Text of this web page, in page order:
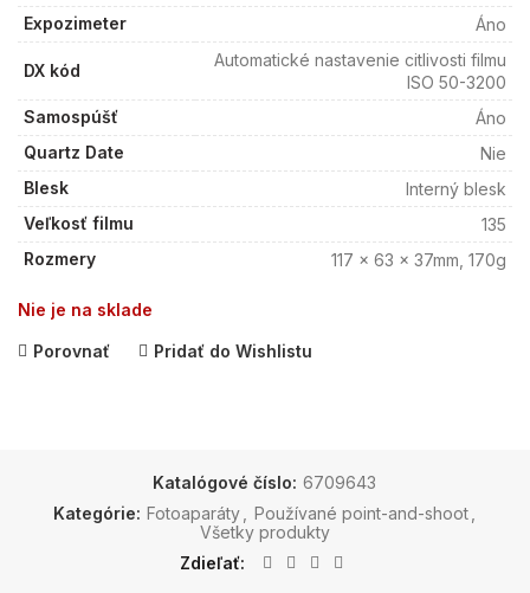
Expozimeter
Áno
DX kód
Automatické nastavenie citlivosti filmu
ISO 50-3200
Samospúšť
Áno
Quartz Date
Nie
Blesk
Interný blesk
Veľkosť filmu
135
Rozmery
117 x 63 x 37mm, 170g
Nie je na sklade
Porovnať Pridať do Wishlistu
Katalógové číslo: 6709643
Kategórie: Fotoaparáty Používané point-and-shoot
Všetky produkty
Zdieľať